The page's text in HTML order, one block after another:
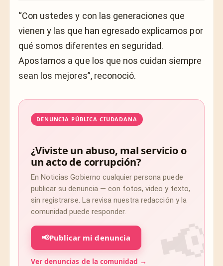
“Con ustedes y con las generaciones que
vienen y las que han egresado explicamos por
qué somos diferentes en seguridad.
Apostamos a que los que nos cuidan siempre
sean los mejores”, reconoció.
DENUNCIA PÚBLICA CIUDADANA
¿Viviste un abuso, mal servicio o
un acto de corrupción?
En Noticias Gobierno cualquier persona puede
publicar su denuncia — con fotos, video y texto,
sin registrarse. La revisa nuestra redacción y la
comunidad puede responder.
📢Publicar mi denuncia
Ver denuncias de la comunidad →